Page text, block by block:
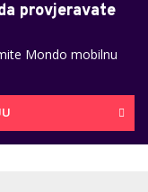
provjeravate
Mondo mobilnu